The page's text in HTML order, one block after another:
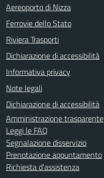
Aereoporto di Nizza
Ferrovie dello Stato
Riviera Trasporti
Dichiarazione di accessibilità
Informativa privacy
Note legali
Dichiarazione di accessibilità
Amministrazione trasparente
Leggi le FAQ
Segnalazione disservizio
Prenotazione appuntamento
Richiesta d'assistenza